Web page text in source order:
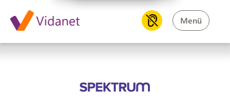
Menü
Spektrum HD